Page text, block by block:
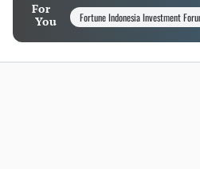
For
You
Fortune Indonesia Investment